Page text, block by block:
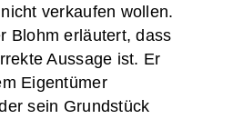
verkaufen wollen.
Blohm erläutert, dass
Aussage ist. Er
Eigentümer
sein Grundstück